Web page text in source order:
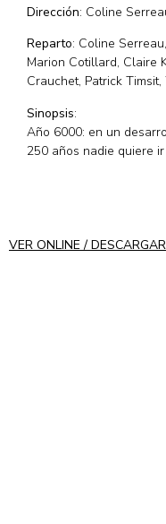
Dirección: Coline
Reparto: Coline
Marion Cotillard, Claire
Crauchet, Patrick
Sinopsis:
Año 6000: en un
250 años nadie quiere
VER ONLINE / DESCARGAR